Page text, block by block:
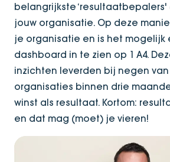
belangrijkste ‘resultaatbepalers'
jouw organisatie. Op deze
je organisatie en is het mogelijk
dashboard in te zien op 1 A4.
inzichten leverden bij negen
organisaties binnen drie
winst als resultaat. Kortom:
en dat mag (moet) je vieren!